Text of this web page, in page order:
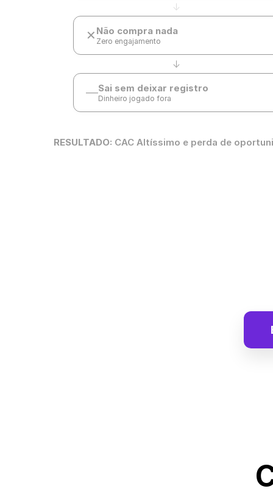
↓
✕ Não compra nada
Zero engajamento
↓
—Sai sem deixar registro
Dinheiro jogado fora
RESULTADO: CAC Altíssimo e perda de